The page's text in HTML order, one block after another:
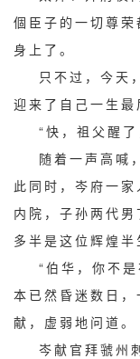
個臣子的一切尊
身上了。
只不过，今天，
迎来了自己一生最
“快，祖父醒了
随着一声高喊，
此同时，岑府一
内院，子孙两代
多半是这位辉煌半
“伯华，你不是
本已然昏迷数日
献，虚弱地问道。
岑献官拜虢州刺